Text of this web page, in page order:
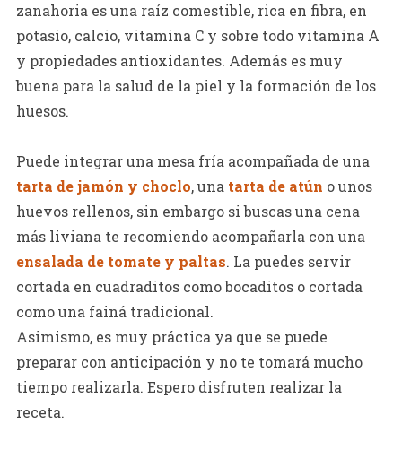
zanahoria es una raíz comestible, rica en fibra, en
potasio, calcio, vitamina C y sobre todo vitamina A
y propiedades antioxidantes. Además es muy
buena para la salud de la piel y la formación de los
huesos.
Puede integrar una mesa fría acompañada de una
tarta de jamón y choclo, una tarta de atún o unos
huevos rellenos, sin embargo si buscas una cena
más liviana te recomiendo acompañarla con una
ensalada de tomate y paltas. La puedes servir
cortada en cuadraditos como bocaditos o cortada
como una fainá tradicional.
Asimismo, es muy práctica ya que se puede
preparar con anticipación y no te tomará mucho
tiempo realizarla. Espero disfruten realizar la
receta.